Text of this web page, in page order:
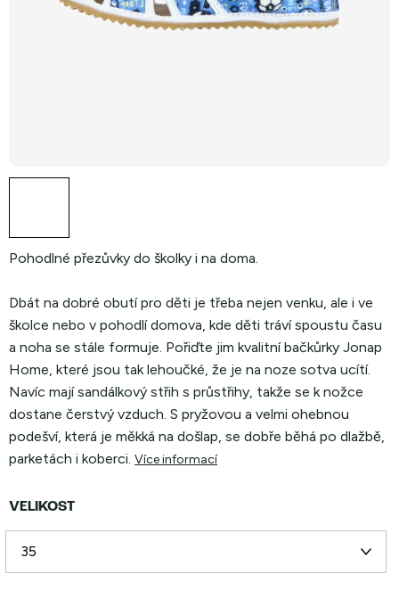
Pohodlné přezůvky do školky i na doma.
Dbát na dobré obutí pro děti je třeba nejen venku, ale i ve
školce nebo v pohodlí domova, kde děti tráví spoustu času
a noha se stále formuje. Pořiďte jim kvalitní bačkůrky Jonap
Home, které jsou tak lehoučké, že je na noze sotva ucítí.
Navíc mají sandálkový střih s průstřihy, takže se k nožce
dostane čerstvý vzduch. S pryžovou a velmi ohebnou
podešví, která je měkká na došlap, se dobře běhá po dlažbě,
parketách i koberci. Více informací
VELIKOST